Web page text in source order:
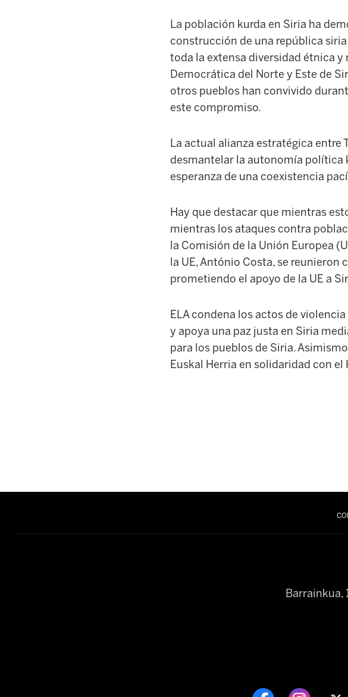
La población kurda en Siria ha
construcción de una república
toda la extensa diversidad étnica
Democrática del Norte y Este de
otros pueblos han convivido
este compromiso.
La actual alianza estratégica entre
desmantelar la autonomía política
esperanza de una coexistencia
Hay que destacar que mientras
mientras los ataques contra
la Comisión de la Unión Europea
la UE, António Costa, se reunieron
prometiendo el apoyo de la UE a
ELA condena los actos de
y apoya una paz justa en Siria
para los pueblos de Siria.
Euskal Herria en solidaridad con el
Barrainkua,